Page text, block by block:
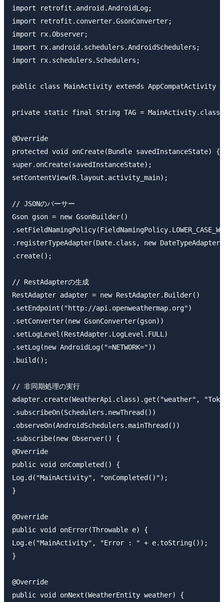
import retrofit.android.AndroidLog;
import retrofit.converter.GsonConverter;
import rx.Observer;
import rx.android.schedulers.AndroidSchedulers;
import rx.schedulers.Schedulers;
public class MainActivity extends AppCompatActivity {
private static final String TAG =
@Override
protected void onCreate(Bundle savedInstanceState) {
super.onCreate(savedInstanceState);
setContentView(R.layout.activity_main);
// JSONのパーサー
Gson gson = new GsonBuilder()
.registerTypeAdapter(Date.class, new
.create();
// RestAdapterの生成
RestAdapter adapter = new RestAdapter.Builder()
.setEndpoint("http://api.openweathermap.org")
.setConverter(new GsonConverter(gson))
.setLogLevel(RestAdapter.LogLevel.FULL)
.setLog(new AndroidLog("=NETWORK="))
.build();
// 非同期処理の実行
adapter.create(WeatherApi.class).get("weather",
.subscribeOn(Schedulers.newThread())
.observeOn(AndroidSchedulers.mainThread())
.subscribe(new Observer() {
@Override
public void onCompleted() {
Log.d("MainActivity", "onCompleted()");
}
@Override
public void onError(Throwable e) {
Log.e("MainActivity", "Error : " + e.toString());
}
@Override
public void onNext(WeatherEntity weather) {